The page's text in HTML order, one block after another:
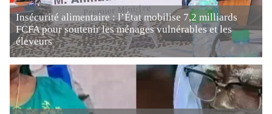
Insécurité alimentaire : l’État mobilise 7,2 milliards
FCFA pour soutenir les ménages vulnérables et les
éleveurs